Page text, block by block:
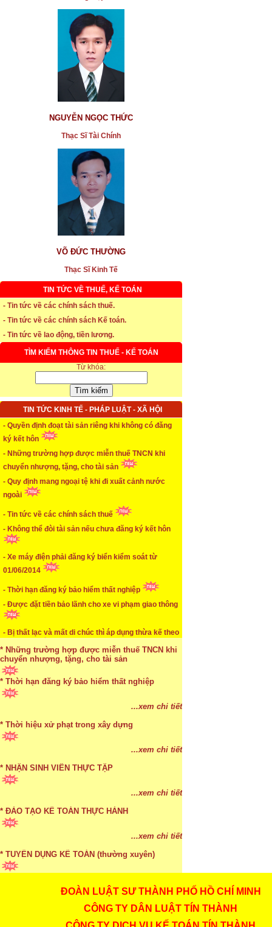
NGUYỄN NGỌC THỨC
Thạc Sĩ Tài Chính
VÕ ĐỨC THƯỜNG
Thạc Sĩ Kinh Tế
TIN TỨC VỀ THUẾ, KẾ TOÁN
- Tin tức về các chính sách thuế.
- Tin tức về các chính sách Kế toán.
- Tin tức về lao động, tiền lương.
TÌM KIẾM THÔNG TIN THUẾ - KẾ TOÁN
Từ khóa:
TIN TỨC KINH TẾ - PHÁP LUẬT - XÃ HỘI
- Quyền định đoạt tài sản riêng khi không có đăng
ký kết hôn
- Những trường hợp được miễn thuế TNCN khi
chuyển nhượng, tặng, cho tài sản
- Quy định mang ngoại tệ khi đi xuất cảnh nước
ngoài
- Tin tức về các chính sách thuế
- Không thể đòi tài sản nếu chưa đăng ký kết hôn
- Xe máy điện phải đăng ký biển kiểm soát từ
01/06/2014
- Thời hạn đăng ký bảo hiểm thất nghiệp
- Được đặt tiền bảo lãnh cho xe vi phạm giao thông
- Bị thất lạc và mất di chúc thì áp dụng thừa kế theo
pháp luật
- Điều kiện hồi hương về Việt Nam sinh sống
* Thời hạn đăng ký bảo hiểm thất nghiệp
...xem chi tiết
...xem chi tiết
* NHẬN SINH VIÊN THỰC TẬP
...xem chi tiết
* TUYỂN DỤNG KẾ TOÁN (thường xuyên)
...xem chi tiết
* Cách chọn màu phù hợp theo phong thuỷ
...xem chi tiết
...xem chi tiết
* Lập di chúc bằng miệng có cần đi công chứng
* Những trường hợp được miễn thuế TNCN khi
chuyển nhượng, tặng, cho tài sản
theo pháp luật
...xem chi tiết
* Thời hạn đăng ký bảo hiểm thất nghiệp
* Thời hiệu xử phạt trong xây dựng
* NHẬN SINH VIÊN THỰC TẬP
* ĐÀO TẠO KẾ TOÁN THỰC HÀNH
...xem chi tiết
* TUYỂN DỤNG KẾ TOÁN (thường xuyên)
...xem chi tiết
* Cách chọn màu phù hợp theo phong thuỷ
ĐOÀN LUẬT SƯ THÀNH PHỐ HỒ CHÍ MINH
CÔNG TY DÂN LUẬT TÍN THÀNH